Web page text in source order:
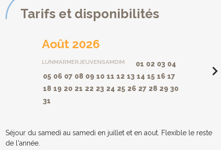
Tarifs et disponibilités
Août 2026
LUNMARMERJEUVENSAMDIM 01 02 03 04
05 06 07 08 09 10 11 12 13 14 15 16 17
18 19 20 21 22 23 24 25 26 27 28 29 30
31
Séjour du samedi au samedi en juillet et en aout. Flexible le reste
de l'année.